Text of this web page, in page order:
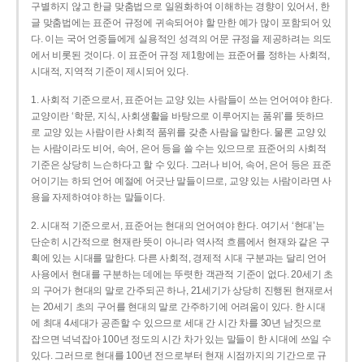
구별하지 않고 한글 맞춤법으로 일원화하여 이해하는 경향이 있어서, 한
글 맞춤법에는 표준어 규정에 귀속되어야 할 만한 예가 많이 포함되어 있
다. 이는 국어 언중들에게 실용적인 성격의 어문 규정을 제공하려는 의도
에서 비롯된 것이다. 이 표준어 규정 제1항에는 표준어를 정하는 사회적,
시대적, 지역적 기준이 제시되어 있다.
1. 사회적 기준으로서, 표준어는 교양 있는 사람들이 쓰는 언어여야 한다.
교양이란 ‘학문, 지식, 사회생활을 바탕으로 이루어지는 품위’를 뜻하므
로 교양 있는 사람이란 사회적 품위를 갖춘 사람을 말한다. 물론 교양 있
는 사람이라도 비어, 속어, 은어 등을 쓸 수는 있으므로 표준어의 사회적
기준은 상당히 느슨하다고 할 수 있다. 그러나 비어, 속어, 은어 등은 표준
어이기는 하되 언어 예절에 어긋난 말들이므로, 교양 있는 사람이라면 사
용을 자제하여야 하는 말들이다.
2. 시대적 기준으로서, 표준어는 현대의 언어여야 한다. 여기서 ‘현대’는
단순히 시간적으로 현재란 뜻이 아니라 역사적 흐름에서 현재와 같은 구
획에 있는 시대를 말한다. 다른 사회적, 경제적 시대 구분과는 달리 언어
사용에서 현대를 구분하는 데에는 뚜렷한 객관적 기준이 없다. 20세기 초
의 구어가 현대의 말로 간주되곤 하나, 21세기가 상당히 진행된 현재로서
는 20세기 초의 구어를 현대의 말로 간주하기에 어려움이 있다. 한 시대
에 최대 4세대가 공존할 수 있으므로 세대 간 시간 차를 30년 남짓으로
잡으면 넉넉잡아 100년 정도의 시간 차가 있는 말들이 한 시대에 쓰일 수
있다. 그러므로 현대를 100년 전으로부터 현재 시점까지의 기간으로 규